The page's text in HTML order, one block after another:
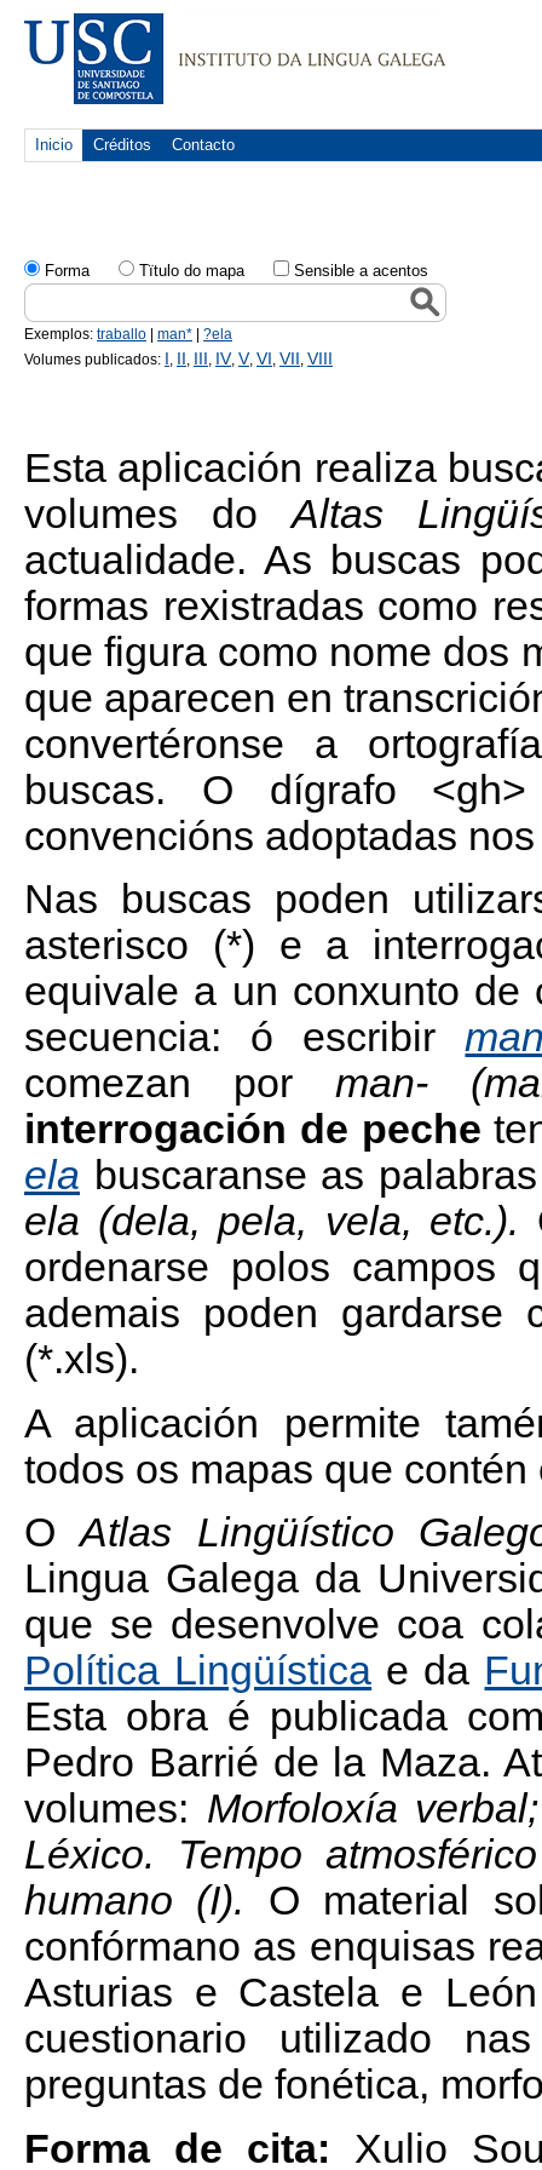
Inicio Créditos Contacto
Forma Tïtulo do mapa Sensible a acentos
Exemplos: traballo man*
?ela
Volumes publicados: I, II, III, IV, V, VI, VII, VIII
Esta aplicación realiza
volumes doAltas
actualidade. As buscas
formas rexistradas como
que figura como nome dos
que aparecen en
convertéronse a
buscas. O dígrafo
convencións adoptadas
Nas buscas poden
asterisco (*) e a
equivale a un conxunto
secuencia: ó escribir
comezan porman-
interrogación de peche
ela buscaranse as
ela (dela, pela, vela, etc.).
ordenarse polos campos
ademais poden gardarse
(*.xls).
A aplicación permite
todos os mapas que
OAtlas Lingüístico
Lingua Galega da
que se desenvolve coa
Política Lingüística e da
Esta obra é publicada
Pedro Barrié de la Maza.
volumes: Morfoloxía
Léxico. Tempo
humano (I). O material
confórmano as enquisas
Asturias e Castela e
cuestionario utilizado
preguntas de fonética,
Forma de cita: Xulio